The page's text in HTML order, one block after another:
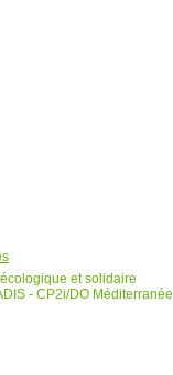
et solidaire
- CP2i/DO Méditerranée